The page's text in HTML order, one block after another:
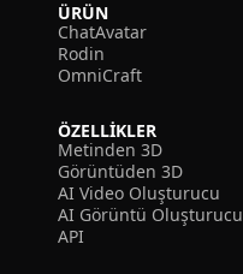
ÜRÜN
ChatAvatar
Rodin
OmniCraft
ÖZELLIKLER
Metinden 3D
Görüntüden 3D
AI Video Oluşturucu
AI Görüntü Oluşturucu
API